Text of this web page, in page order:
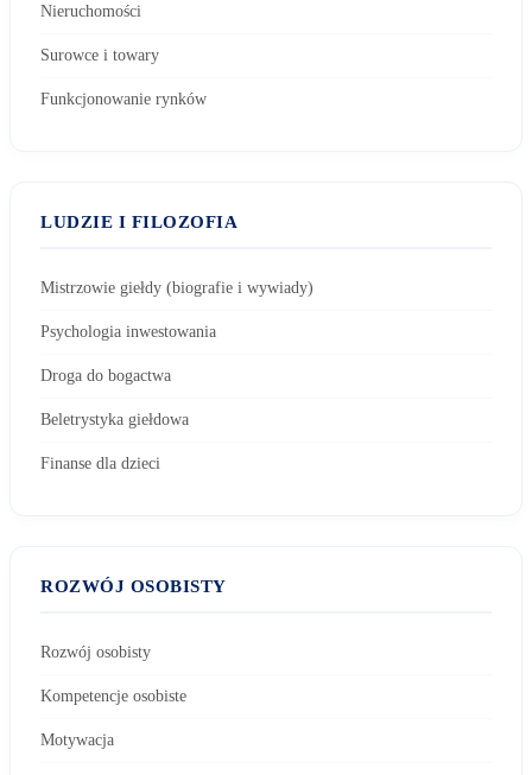
Nieruchomości
Surowce i towary
Funkcjonowanie rynków
LUDZIE I FILOZOFIA
Mistrzowie giełdy (biografie i wywiady)
Psychologia inwestowania
Droga do bogactwa
Beletrystyka giełdowa
Finanse dla dzieci
ROZWÓJ OSOBISTY
Rozwój osobisty
Kompetencje osobiste
Motywacja